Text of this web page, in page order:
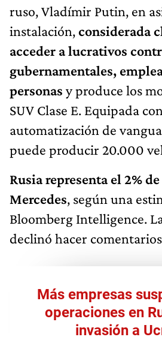
ruso, Vladímir Putin, en
instalación,considerada
acceder a lucrativos
gubernamentales,
personas y produce los
SUV Clase E. Equipada
automatización de
puede producir 20.000
Rusia representa el 2%
Mercedes, según una
Bloomberg Intelligence.
declinó hacer
Más empresas
operaciones en
invasión a